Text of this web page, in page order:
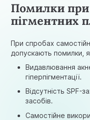
Помилки при
пігментних
При спробах
допускають помилки,
Видавлювання
гіперпігментації.
Відсутність SPF-
засобів.
Самостійне